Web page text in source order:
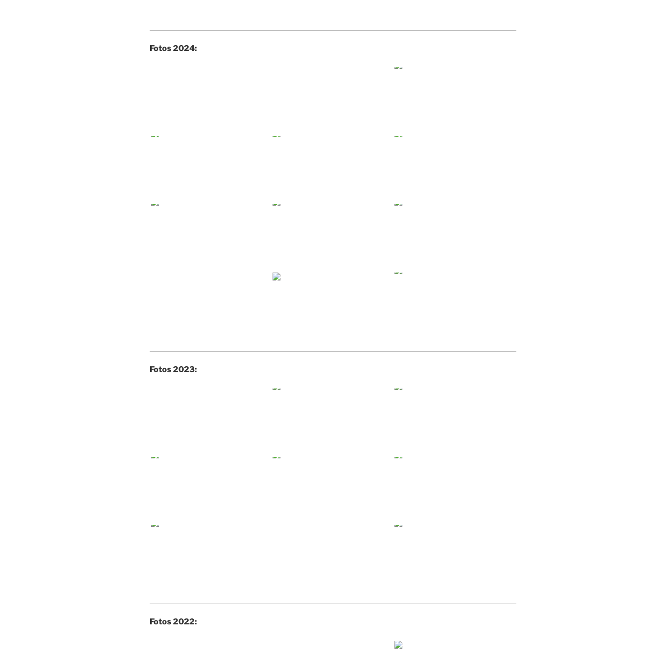
Fotos 2024:
Fotos 2023:
Fotos 2022: